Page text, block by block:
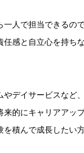
一人で担当できるの
任感と自立心を持ち
やデイサービスなど
来的にキャリアアッ
積んで成長したい